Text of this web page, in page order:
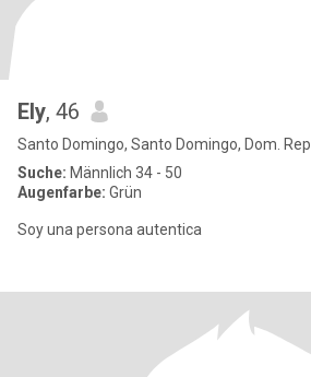
Ely, 46
Santo Domingo, Santo Domingo, Dom. Rep.
Suche: Männlich 34 - 50
Augenfarbe: Grün
Soy una persona autentica